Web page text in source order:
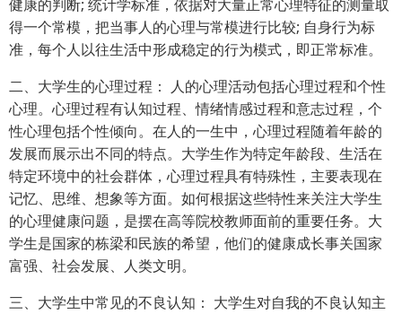
健康的判断; 统计学标准，依据对大量正常心理特征的测量取
得一个常模，把当事人的心理与常模进行比较; 自身行为标
准，每个人以往生活中形成稳定的行为模式，即正常标准。
二、大学生的心理过程： 人的心理活动包括心理过程和个性
心理。心理过程有认知过程、情绪情感过程和意志过程，个
性心理包括个性倾向。在人的一生中，心理过程随着年龄的
发展而展示出不同的特点。大学生作为特定年龄段、生活在
特定环境中的社会群体，心理过程具有特殊性，主要表现在
记忆、思维、想象等方面。如何根据这些特性来关注大学生
的心理健康问题，是摆在高等院校教师面前的重要任务。大
学生是国家的栋梁和民族的希望，他们的健康成长事关国家
富强、社会发展、人类文明。
三、大学生中常见的不良认知： 大学生对自我的不良认知主